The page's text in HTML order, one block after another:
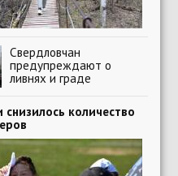
Свердловчан
предупреждают о
ливнях и граде
снизилось количество